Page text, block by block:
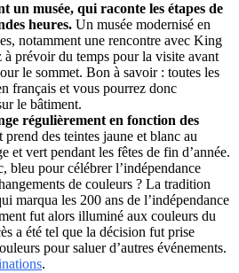
un musée, qui raconte les étapes de
heures. Un musée modernisé en
notamment une rencontre avec King
à prévoir du temps pour la visite avant
le sommet. Bon à savoir : toutes les
français et vous pourrez donc
le bâtiment.
régulièrement en fonction des
des teintes jaune et blanc au
et vert pendant les fêtes de fin d’année.
bleu pour célébrer l’indépendance
de couleurs ? La tradition
marqua les 200 ans de l’indépendance
fut alors illuminé aux couleurs du
a été tel que la décision fut prise
pour saluer d’autres événements.
.